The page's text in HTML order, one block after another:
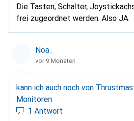
Die Tasten, Schalter,
frei zugeordnet werden. Also JA.
Noa_
vor 9 Monaten
kann ich auch noch von Thrustmaster ein Shifter
Monitoren
1 Antwort